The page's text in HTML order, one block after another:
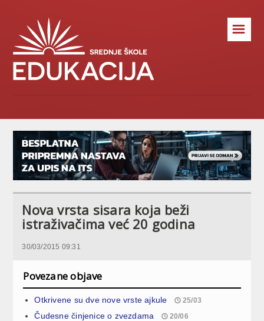
☰
Nova vrsta sisara koja beži
istraživačima već 20 godina
30/03/2015 09:31
Povezane objave
Otkrivene su dve nove vrste ajkule 25/03
Čudesne činjenice o zvezdama 20/06